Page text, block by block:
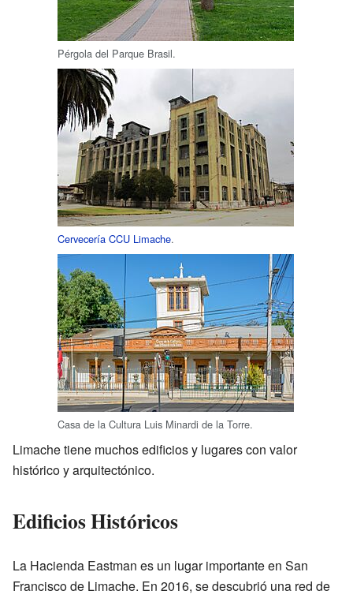
Pérgola del Parque Brasil.
Cervecería CCU Limache.
Casa de la Cultura Luis Minardi de la Torre.
Limache tiene muchos edificios y lugares con valor
histórico y arquitectónico.
Edificios Históricos
La Hacienda Eastman es un lugar importante en San
Francisco de Limache. En 2016, se descubrió una red de